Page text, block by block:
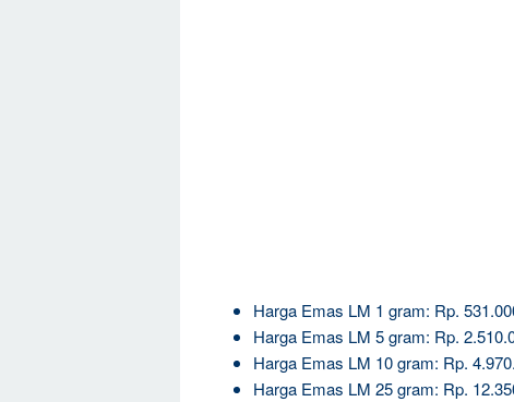
Harga Emas LM 1 gram: Rp.
Harga Emas LM 5 gram: Rp.
Harga Emas LM 10 gram: Rp.
Harga Emas LM 25 gram: Rp.